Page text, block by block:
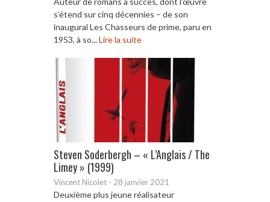
s’étend sur cinq décennies – de son
inaugural Les Chasseurs de prime, paru en
1953, à so...Lire la suite
Steven Soderbergh – « L’Anglais / The
Limey » (1999)
Vincent Nicolet - 28 janvier 2021
Deuxième plus jeune réalisateur